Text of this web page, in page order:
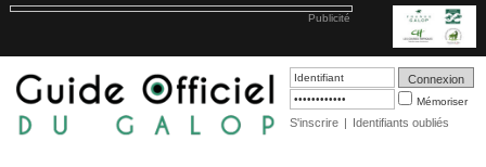
Publicité
Mémoriser
S'inscrire | Identifiants oubliés